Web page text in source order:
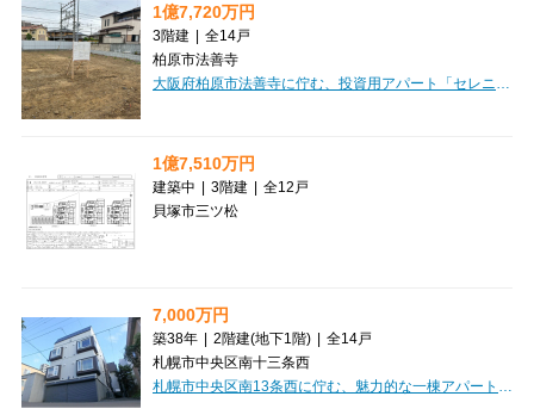
1億7,720万円
3階建 | 全14戸
柏原市法善寺
1億7,510万円
建築中 | 3階建 | 全12戸
貝塚市三ツ松
7,000万円
築38年 | 2階建(地下1階) | 全14戸
札幌市中央区南十三条西